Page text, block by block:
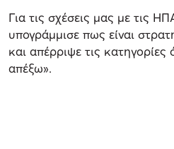
Για τις σχέσεις μας με τις
υπογράμμισε πως είναι
και απέρριψε τις κατηγορίες
απέξω».